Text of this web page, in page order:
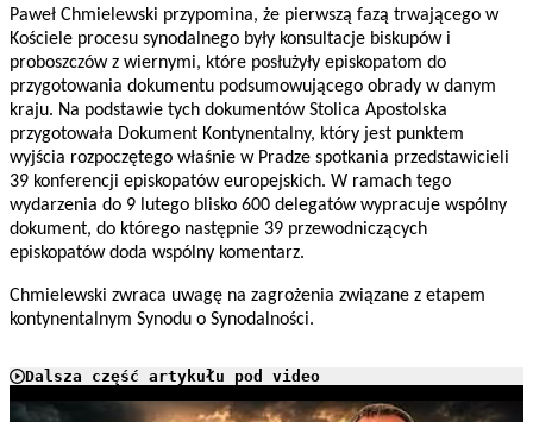
Paweł Chmielewski przypomina, że pierwszą fazą trwającego w
Kościele procesu synodalnego były konsultacje biskupów i
proboszczów z wiernymi, które posłużyły episkopatom do
przygotowania dokumentu podsumowującego obrady w danym
kraju. Na podstawie tych dokumentów Stolica Apostolska
przygotowała Dokument Kontynentalny, który jest punktem
wyjścia rozpoczętego właśnie w Pradze spotkania przedstawicieli
39 konferencji episkopatów europejskich. W ramach tego
wydarzenia do 9 lutego blisko 600 delegatów wypracuje wspólny
dokument, do którego następnie 39 przewodniczących
episkopatów doda wspólny komentarz.
Chmielewski zwraca uwagę na zagrożenia związane z etapem
kontynentalnym Synodu o Synodalności.
Dalsza część artykułu pod video